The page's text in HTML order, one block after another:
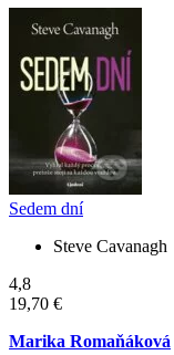
Sedem dní
Steve Cavanagh
4,8
19,70 €
Marika Romaňáková